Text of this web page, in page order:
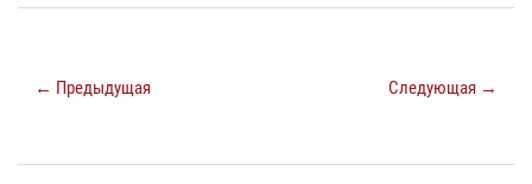
← Предыдущая Следующая →